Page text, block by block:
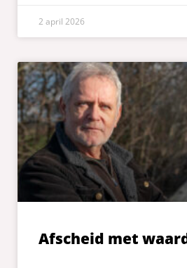
2 april 2026
Afscheid met